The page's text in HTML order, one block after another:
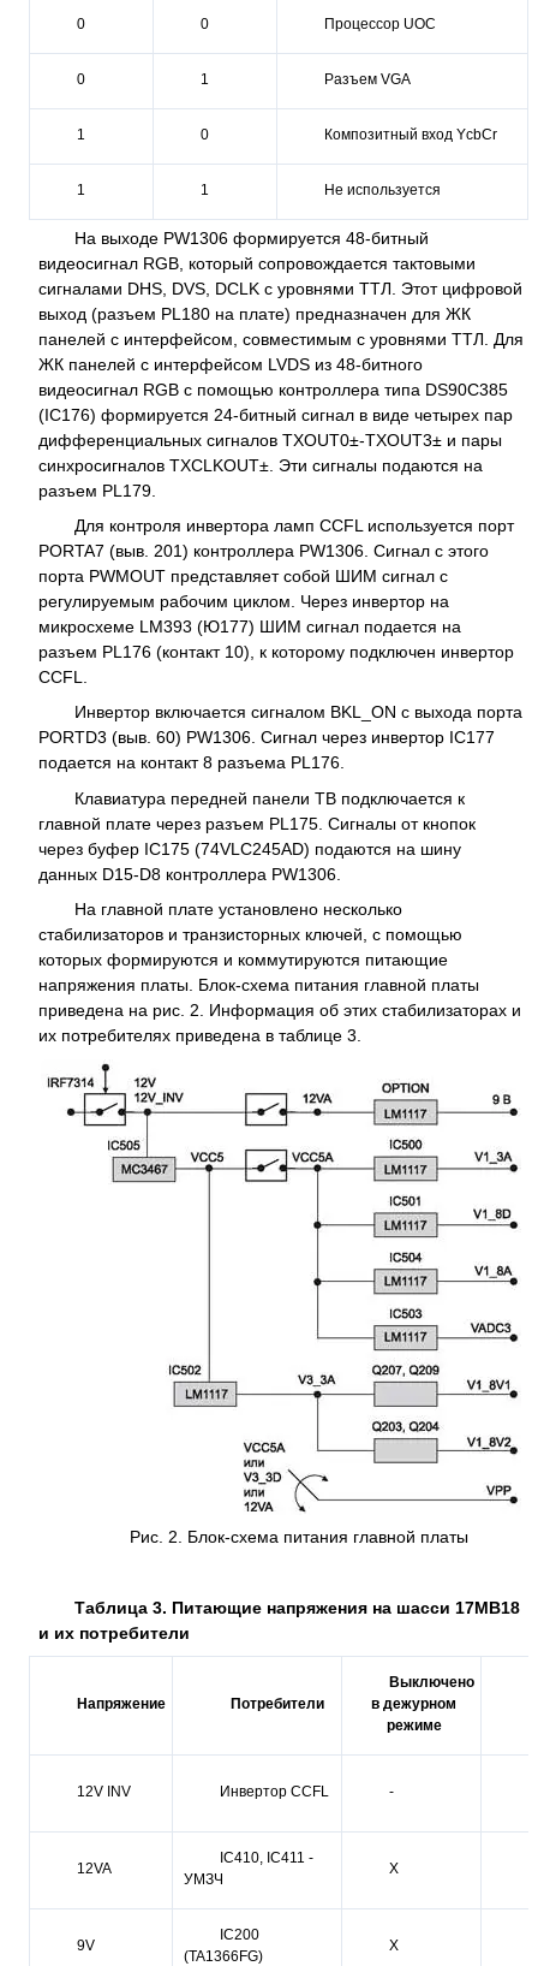
0 0 Процессор UOC
0 1 Разъем VGA
1 0 Композитный вход YcbCr
1 1 Не используется
На выходе PW1306 формируется 48-битный
видеосигнал RGB, который сопровождается тактовыми
сигналами DHS, DVS, DCLK с уровнями ТТЛ. Этот цифровой
выход (разъем PL180 на плате) предназначен для ЖК
панелей с интерфейсом, совместимым с уровнями ТТЛ. Для
ЖК панелей с интерфейсом LVDS из 48-битного
видеосигнал RGB с помощью контроллера типа DS90C385
(IC176) формируется 24-битный сигнал в виде четырех пар
дифференциальных сигналов TXOUT0±-TXOUT3± и пары
синхросигналов TXCLKOUT±. Эти сигналы подаются на
разъем PL179.
Для контроля инвертора ламп CCFL используется порт
PORTA7 (выв. 201) контроллера PW1306. Сигнал с этого
порта PWMOUT представляет собой ШИМ сигнал с
регулируемым рабочим циклом. Через инвертор на
микросхеме LM393 (Ю177) ШИМ сигнал подается на
разъем PL176 (контакт 10), к которому подключен инвертор
CCFL.
Инвертор включается сигналом BKL_ON с выхода порта
PORTD3 (выв. 60) PW1306. Сигнал через инвертор IC177
подается на контакт 8 разъема PL176.
Клавиатура передней панели ТВ подключается к
главной плате через разъем PL175. Сигналы от кнопок
через буфер IC175 (74VLC245AD) подаются на шину
данных D15-D8 контроллера PW1306.
На главной плате установлено несколько
стабилизаторов и транзисторных ключей, с помощью
которых формируются и коммутируются питающие
напряжения платы. Блок-схема питания главной платы
приведена на рис. 2. Информация об этих стабилизаторах и
их потребителях приведена в таблице 3.
Рис. 2. Блок-схема питания главной платы
Таблица 3. Питающие напряжения на шасси 17МВ18
и их потребители
Напряжение Потребители
Выключено
в дежурном
режиме
12V INV Инвертор CCFL -
12VA
IC410, IC411 -
УМЗЧ
X
9V
IC200
(TA1366FG)
X